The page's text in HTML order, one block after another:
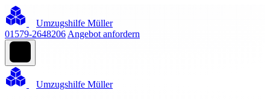
Umzugshilfe Müller
01579-2648206 Angebot anfordern
Umzugshilfe Müller